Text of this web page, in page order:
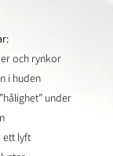
och rynkor
i huden
under
ett lyft